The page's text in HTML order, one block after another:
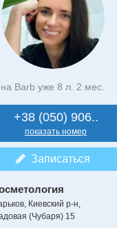
на Barb уже 8 л. 2 мес.
+38 (050) 906..
показать номер
Записаться
Киевский р-н,
(Чубаря) 15